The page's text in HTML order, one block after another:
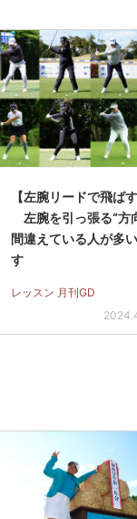
【左腕リードで飛ば
左腕を引っ張る“方
間違えている人が多
す
レッスン 月刊GD